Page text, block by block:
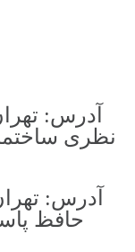
آدرس:
آدرس:
حافظ